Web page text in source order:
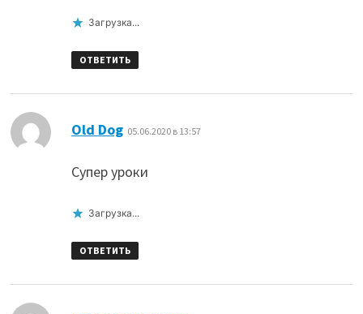
Загрузка...
ОТВЕТИТЬ
Old Dog: 05.06.2020 в 13:57
Супер уроки
Загрузка...
ОТВЕТИТЬ